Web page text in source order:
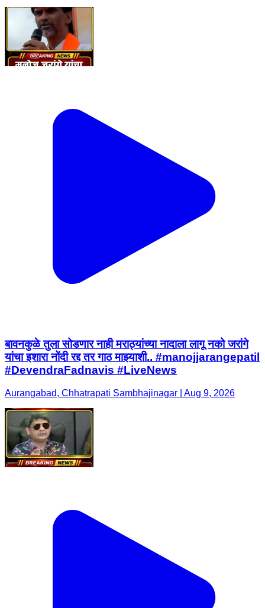
बावनकुळे तुला सोडणार नाही मराठ्यांच्या नादाला लागू नको जरांगे
यांचा इशारा नोंदी रद्द तर गाठ माझ्याशी.. #manojjarangepatil
#DevendraFadnavis #LiveNews
Aurangabad, Chhatrapati Sambhajinagar | Aug 9, 2026